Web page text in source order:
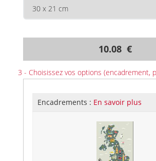
10.08 €
3 - Choisissez vos options (encadrement,
Encadrements : En savoir plus